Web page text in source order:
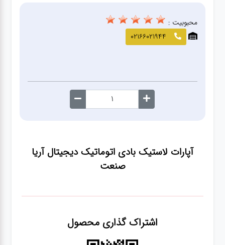
لوازم
معاینه
آپارات لاستیک بادی اتوماتیک دیجیتال آریا
صنعت
اشتراک گذاری محصول
محبوبیت :
02166021944